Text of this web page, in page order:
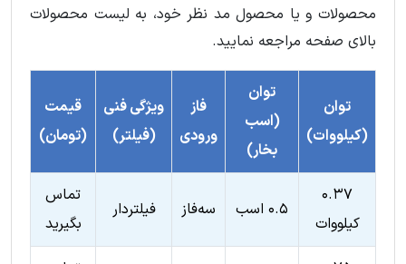
محصولات و یا محصول مد نظر خود، به لیست محصولات
بالای صفحه مراجعه نمایید.
توان
(کیلووات)
توان
(اسب
بخار)
فاز
ورودی
ویژگی فنی
(فیلتر)
قیمت
(تومان)
۰.۳۷
کیلووات
۰.۵ اسب سه‌فاز فیلتردار
تماس
بگیرید